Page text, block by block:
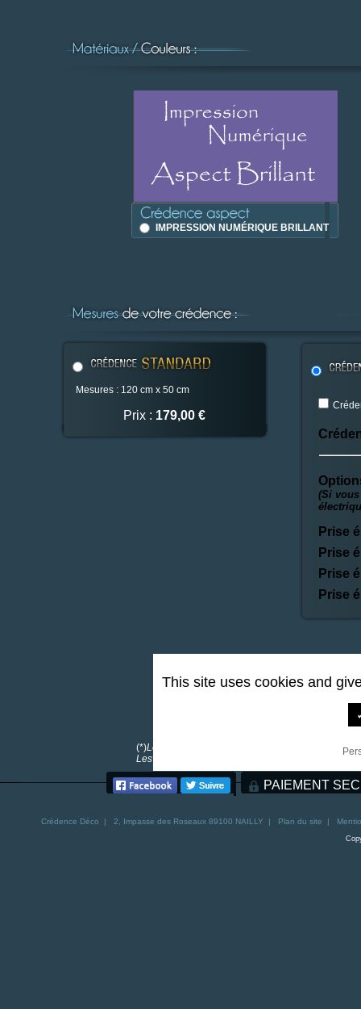
IMPRESSION NUMÉRIQUE BRILLANT
Mesures : 120 cm x 50 cm
Prix : 179,00 €
(Si
Prise
Prise
Prise
Prise
(*)Les frais de port sont offerts pour toutes
Les frais de port pour la Corse sont de 30€. Les
PAIEMENT
Crédence Déco | 2, Impasse des Roseaux 89100 NAILLY | Plan du site |
This site uses cookies and